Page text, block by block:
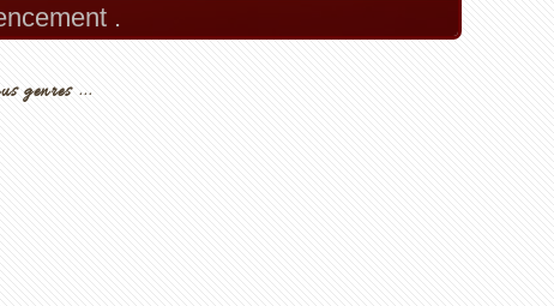
.
genres ...